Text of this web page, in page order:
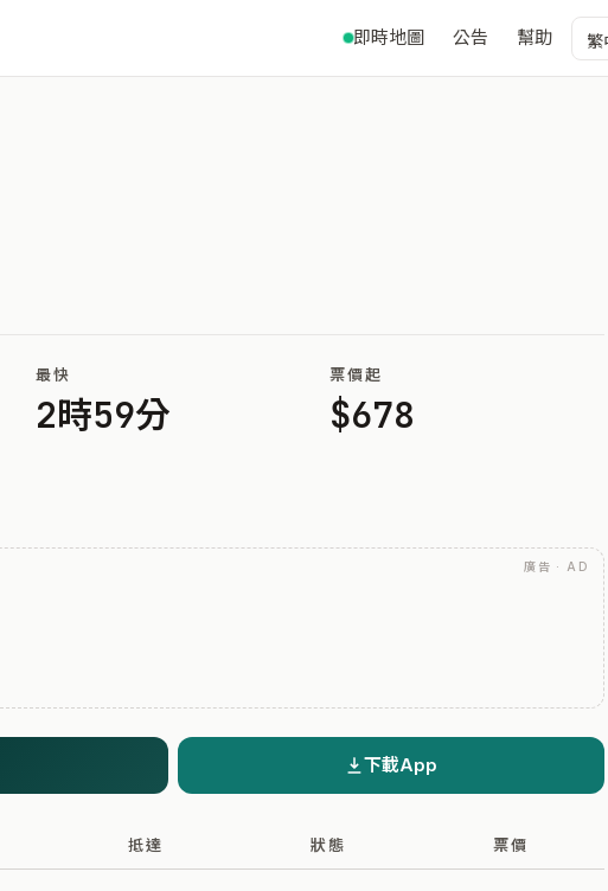
即時地圖 公告 幫助
最快
2時59分
票價起
$678
廣告 · AD
下載App
抵達 狀態 票價